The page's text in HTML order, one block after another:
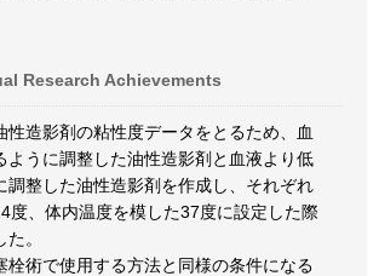
Research Achievements
性造影剤の粘性度データをとるため、血
ように調整した油性造影剤と血液より低
調整した油性造影剤を作成し、それぞれ
度、体内温度を模した37度に設定した際
。
栓術で使用する方法と同様の条件になる